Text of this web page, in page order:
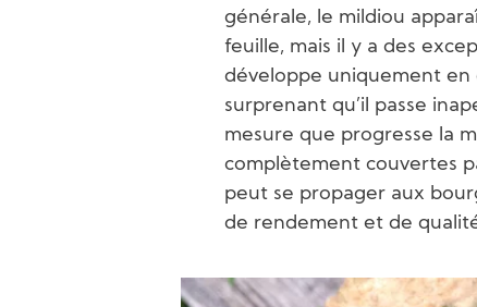
générale, le mildiou
feuille, mais il y a des
développe uniquement en
surprenant qu’il passe
mesure que progresse la
complètement couvertes
peut se propager aux
de rendement et de
Image